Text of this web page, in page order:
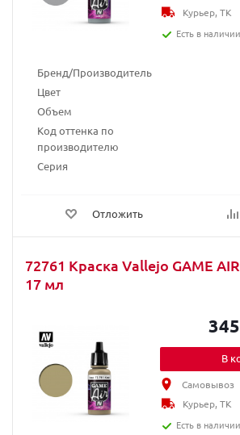
Бренд/Производитель
Цвет
Объем
Код оттенка по
производителю
Серия
Отложить
Курьер, ТК
Есть в наличии
72761 Краска Vallejo GAME
17 мл
В
Самовывоз
Курьер, ТК
Есть в наличии